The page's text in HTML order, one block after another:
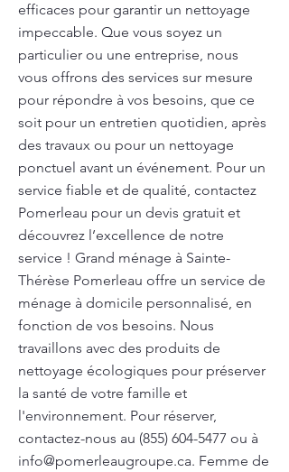
efficaces pour garantir un nettoyage
impeccable. Que vous soyez un
particulier ou une entreprise, nous
vous offrons des services sur mesure
pour répondre à vos besoins, que ce
soit pour un entretien quotidien, après
des travaux ou pour un nettoyage
ponctuel avant un événement. Pour un
service fiable et de qualité, contactez
Pomerleau pour un devis gratuit et
découvrez l’excellence de notre
service ! Grand ménage à Sainte-
Thérèse Pomerleau offre un service de
ménage à domicile personnalisé, en
fonction de vos besoins. Nous
travaillons avec des produits de
nettoyage écologiques pour préserver
la santé de votre famille et
l'environnement. Pour réserver,
contactez-nous au (855) 604-5477 ou à
info@pomerleaugroupe.ca. Femme de